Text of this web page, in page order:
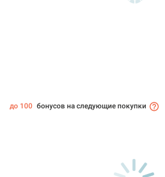
до 100 бонусов на следующие покупки